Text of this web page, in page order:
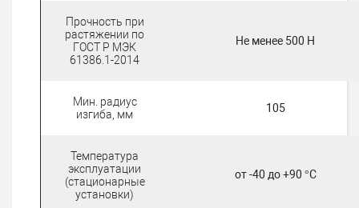
Прочность при
растяжении по
ГОСТ Р МЭК
61386.1-2014
Не менее 500 Н
Мин. радиус
изгиба, мм
105
Температура
эксплуатации
(стационарные
установки)
от -40 до +90 °C